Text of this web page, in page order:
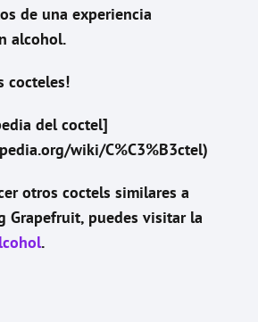
de una experiencia
alcohol.
cocteles!
del coctel]
wiki/C%C3%B3ctel)
otros coctels similares a
Grapefruit, puedes visitar la
.